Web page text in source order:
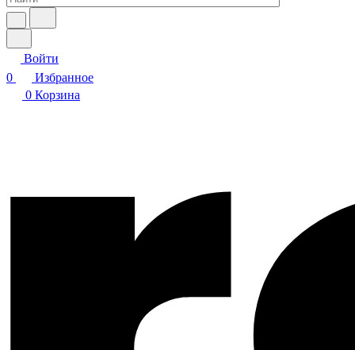
Войти
0
Избранное
0 Корзина